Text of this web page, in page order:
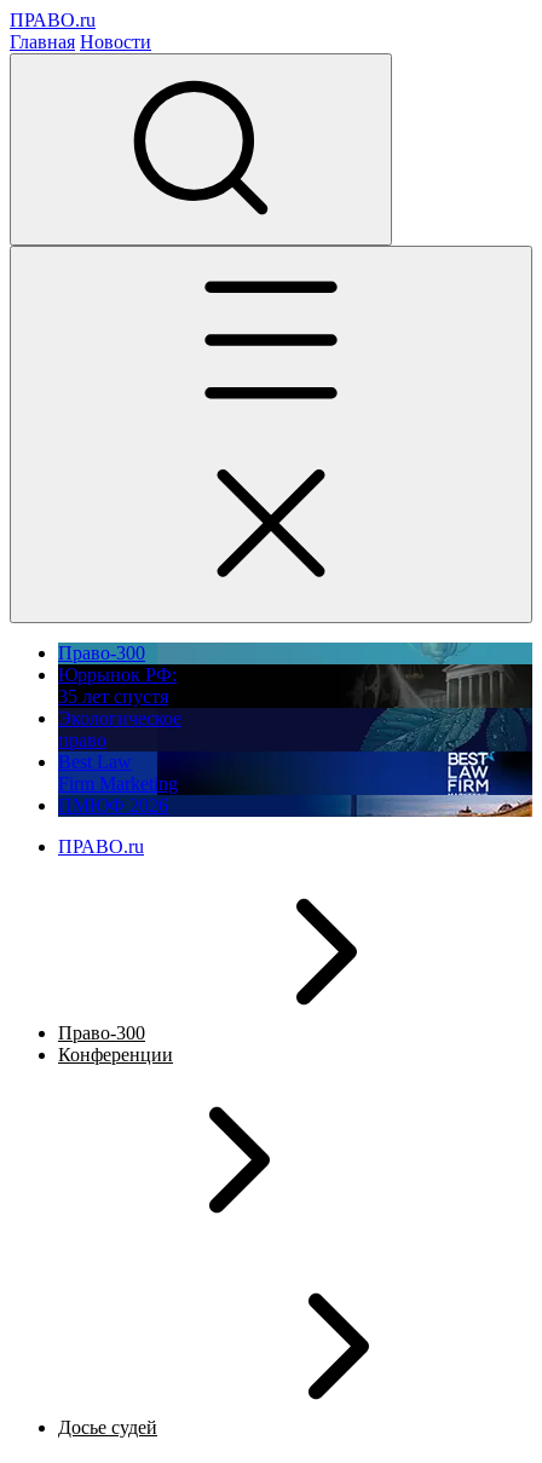
ПРАВО.ru
Главная Новости
Право-300
Юррынок РФ:
35 лет спустя
Экологическое
право
Best Law
Firm Marketing
ПМЮФ 2026
ПРАВО.ru
Право-300
Конференции
Досье судей